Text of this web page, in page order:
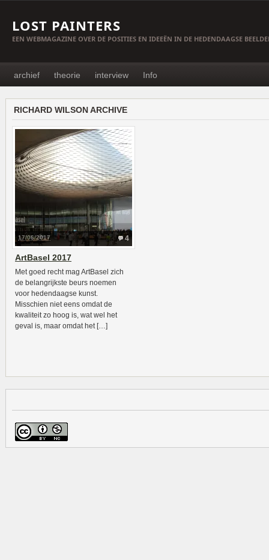
LOST PAINTERS
EEN WEBMAGAZINE OVER DE POSITIES EN IDEEËN IN DE HEDENDAAGSE
archief theorie interview Info
RICHARD WILSON ARCHIVE
4
17/06/2017
ArtBasel 2017
Met goed recht mag ArtBasel zich
de belangrijkste beurs noemen
voor hedendaagse kunst.
Misschien niet eens omdat de
kwaliteit zo hoog is, wat wel het
geval is, maar omdat het […]